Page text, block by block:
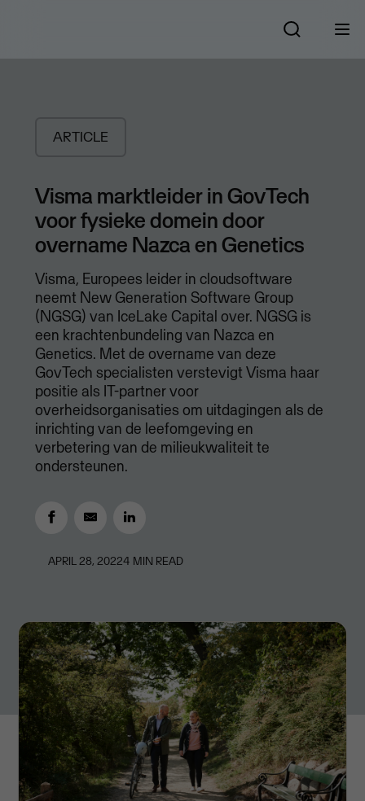
ARTICLE
Visma marktleider in GovTech
voor fysieke domein door
overname Nazca en Genetics
Visma, Europees leider in cloudsoftware
neemt New Generation Software Group
(NGSG) van IceLake Capital over. NGSG is
een krachtenbundeling van Nazca en
Genetics. Met de overname van deze
GovTech specialisten verstevigt Visma haar
positie als IT-partner voor
overheidsorganisaties om uitdagingen als de
inrichting van de leefomgeving en
verbetering van de milieukwaliteit te
ondersteunen.
APRIL 28, 20224 MIN READ